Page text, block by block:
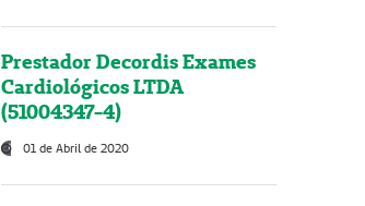
Prestador Decordis Exames
Cardiológicos LTDA
(51004347-4)
01 de Abril de 2020